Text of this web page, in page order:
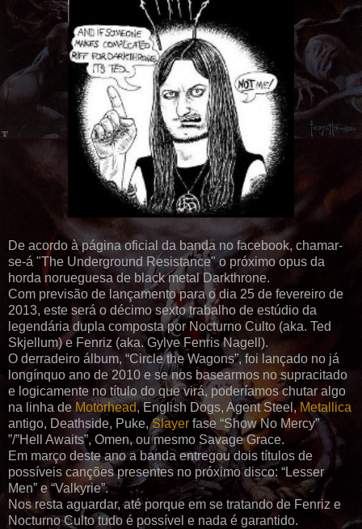
De acordo à página oficial da banda no facebook, chamar-
se-á "The Underground Resistance" o próximo opus da
horda norueguesa de black metal Darkthrone.
Com previsão de lançamento para o dia 25 de fevereiro de
2013, este será o décimo sexto trabalho de estúdio da
legendária dupla composta por Nocturno Culto (aka. Ted
Skjellum) e Fenriz (aka. Gylve Fenris Nagell).
O derradeiro álbum, “Circle the Wagons”, foi lançado no já
longínquo ano de 2010 e se nos basearmos no supracitado
e logicamente no título do que virá, poderíamos chutar algo
na linha de Motorhead, English Dogs, Agent Steel,Metallica
antigo, Deathside, Puke,Slayer fase “Show No Mercy”
”/”Hell Awaits”, Omen, ou mesmo Savage Grace.
Em março deste ano a banda entregou dois títulos de
possíveis canções presentes no próximo disco: “Lesser
Men” e “Valkyrie”.
Nos resta aguardar, até porque em se tratando de Fenriz e
Nocturno Culto tudo é possível e nada é garantido.